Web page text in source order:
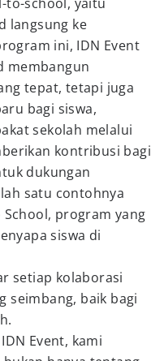
langsung ke
ini, IDN Event
membangun
tepat, tetapi juga
bagi siswa,
sekolah melalui
kontribusi bagi
dukungan
satu contohnya
program yang
siswa di
setiap kolaborasi
seimbang, baik bagi
Event, kami